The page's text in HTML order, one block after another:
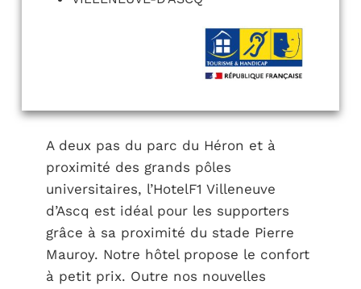
A deux pas du parc du Héron et à
proximité des grands pôles
universitaires, l’HotelF1 Villeneuve
d’Ascq est idéal pour les supporters
grâce à sa proximité du stade Pierre
Mauroy. Notre hôtel propose le confort
à petit prix. Outre nos nouvelles